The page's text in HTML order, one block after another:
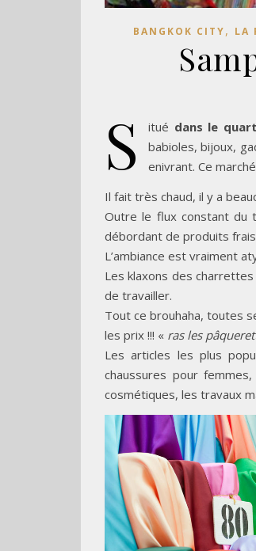
BANGKOK CITY, LA
S itué dans le
babioles, bijoux,
enivrant. Ce
Il fait très chaud, il y a
Outre le flux constant du
débordant de produits
L’ambiance est vraiment
Les klaxons des
de travailler.
Tout ce brouhaha, toutes
les prix !!! « ras les
Les articles les plus
chaussures pour
cosmétiques, les travaux